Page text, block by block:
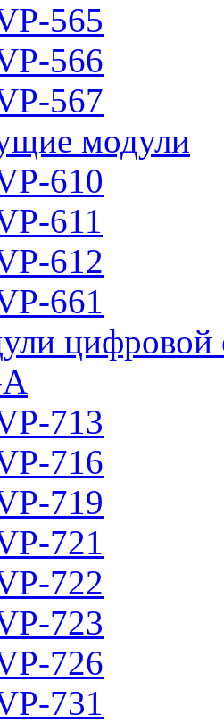
565
566
567
модули
610
611
612
661
цифровой
713
716
719
721
722
723
726
731